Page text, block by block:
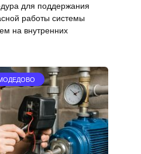
для поддержания
работы системы
на внутренних